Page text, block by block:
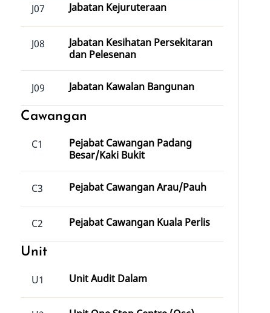
J07 Jabatan Kejuruteraan
J08
Jabatan Kesihatan Persekitaran
dan Pelesenan
J09 Jabatan Kawalan Bangunan
Cawangan
C1
Pejabat Cawangan Padang
Besar/Kaki Bukit
C3 Pejabat Cawangan Arau/Pauh
C2 Pejabat Cawangan Kuala Perlis
Unit
U1 Unit Audit Dalam